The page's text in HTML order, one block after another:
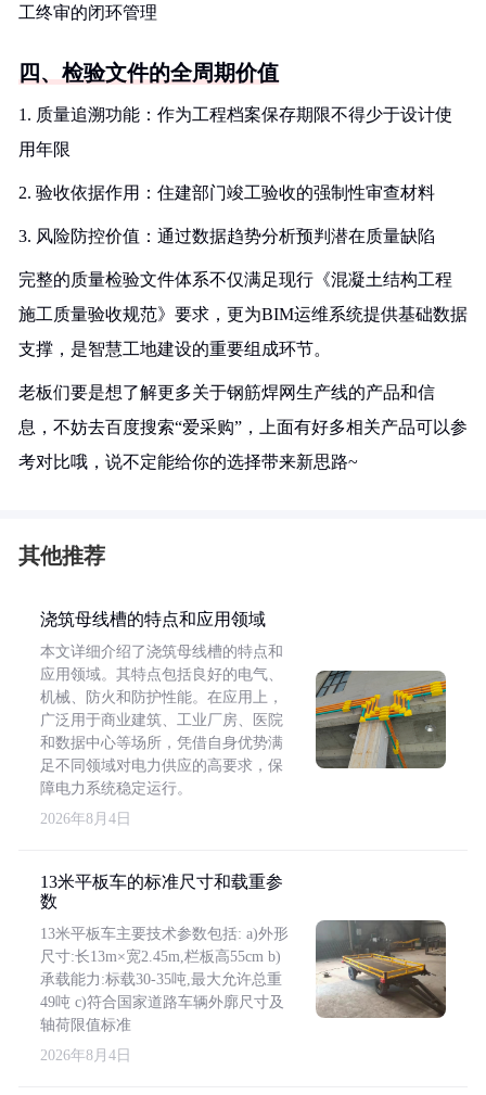
工终审的闭环管理
四、检验文件的全周期价值
1. 质量追溯功能：作为工程档案保存期限不得少于设计使
用年限
2. 验收依据作用：住建部门竣工验收的强制性审查材料
3. 风险防控价值：通过数据趋势分析预判潜在质量缺陷
完整的质量检验文件体系不仅满足现行《混凝土结构工程
施工质量验收规范》要求，更为BIM运维系统提供基础数据
支撑，是智慧工地建设的重要组成环节。
老板们要是想了解更多关于钢筋焊网生产线的产品和信
息，不妨去百度搜索“爱采购”，上面有好多相关产品可以参
考对比哦，说不定能给你的选择带来新思路~
其他推荐
浇筑母线槽的特点和应用领域
本文详细介绍了浇筑母线槽的特点和
应用领域。其特点包括良好的电气、
机械、防火和防护性能。在应用上，
广泛用于商业建筑、工业厂房、医院
和数据中心等场所，凭借自身优势满
足不同领域对电力供应的高要求，保
障电力系统稳定运行。
2026年8月4日
13米平板车的标准尺寸和载重参
数
13米平板车主要技术参数包括: a)外形
尺寸:长13m×宽2.45m,栏板高55cm b)
承载能力:标载30-35吨,最大允许总重
49吨 c)符合国家道路车辆外廓尺寸及
轴荷限值标准
2026年8月4日